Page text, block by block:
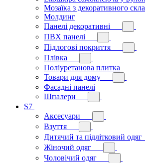
Мозаїка з декоративного скла
Молдинг
Панелі декоративні
ПВХ панелі
Підлогові покриття
Плівка
Поліуретанова плитка
Товари для дому
Фасадні панелі
Шпалери
S7
Аксесуари
Взуття
Дитячий та підлітковий одяг
Жіночий одяг
Чоловічий одяг